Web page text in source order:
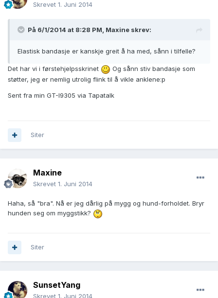
Skrevet 1. Juni 2014
På 6/1/2014 at 8:28 PM, Maxine skrev:
Elastisk bandasje er kanskje greit å ha med, sånn i tilfelle?
Det har vi i førstehjelpsskrinet
Og sånn stiv bandasje som
støtter, jeg er nemlig utrolig flink til å vikle anklene:p
Sent fra min GT-I9305 via Tapatalk
Siter
Maxine
Skrevet 1. Juni 2014
Haha, så "bra". Nå er jeg dårlig på mygg og hund-forholdet. Bryr
hunden seg om myggstikk?
Siter
SunsetYang
Skrevet 1. Juni 2014